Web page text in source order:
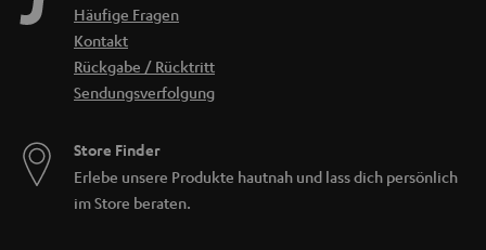
Häufige Fragen
Kontakt
Rückgabe / Rücktritt
Sendungsverfolgung
Store Finder
Erlebe unsere Produkte hautnah und lass dich persönlich
im Store beraten.